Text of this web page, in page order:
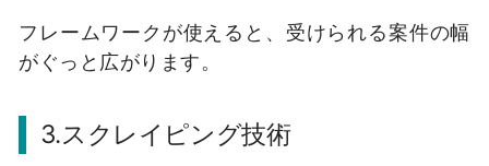
フレームワークが使えると、受けられる案件の幅
がぐっと広がります。
3.スクレイピング技術